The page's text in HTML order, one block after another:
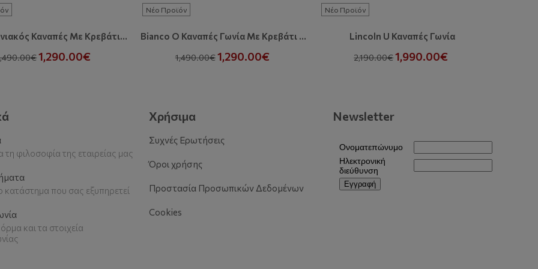
Tuffo Γωνιακός Καναπές Με Κρεβάτι Και Αποθηκευτικό Χώρο
1,290.00€
Νέο Προϊόν
Bianco O Καναπές Γωνία Με Κρεβάτι Και Αποθηκευτικό Χώρο
1,490.00€1,290.00€
Νέο Προϊόν
Lincoln U Καναπές Γωνία
2,190.00€1,990.00€
τη φιλοσοφία της εταιρείας μας
κατάστημα που σας εξυπηρετεί
και τα στοιχεία
Χρήσιμα
Συχνές Ερωτήσεις
Όροι χρήσης
Προστασία Προσωπικών Δεδομένων
Cookies
Newsletter